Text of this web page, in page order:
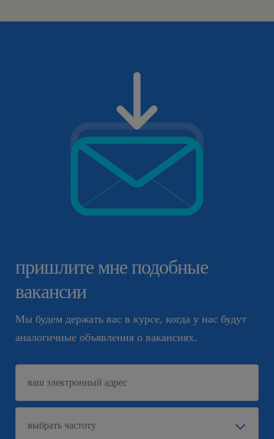
пришлите мне подобные
вакансии
Мы будем держать вас в курсе, когда у нас будут
аналогичные объявления о вакансиях.